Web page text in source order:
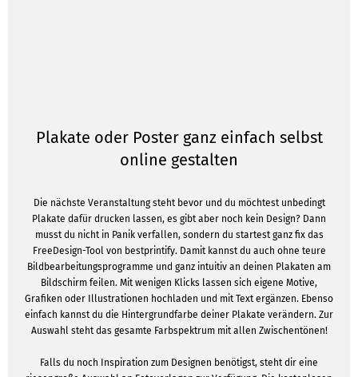
Plakate oder Poster ganz einfach selbst
online gestalten
Die nächste Veranstaltung steht bevor und du möchtest unbedingt
Plakate dafür drucken lassen, es gibt aber noch kein Design? Dann
musst du nicht in Panik verfallen, sondern du startest ganz fix das
FreeDesign-Tool von bestprintify. Damit kannst du auch ohne teure
Bildbearbeitungsprogramme und ganz intuitiv an deinen Plakaten am
Bildschirm feilen. Mit wenigen Klicks lassen sich eigene Motive,
Grafiken oder Illustrationen hochladen und mit Text ergänzen. Ebenso
einfach kannst du die Hintergrundfarbe deiner Plakate verändern. Zur
Auswahl steht das gesamte Farbspektrum mit allen Zwischentönen!
Falls du noch Inspiration zum Designen benötigst, steht dir eine